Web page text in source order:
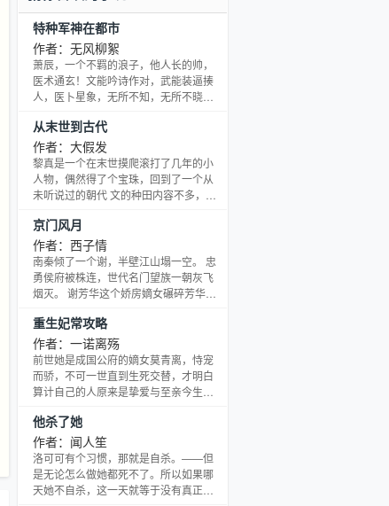
娇…… 魏如意：好想揍他怎么办？ 这是
一篇毒舌美人男主和苦逼宫斗宅斗总是
被男主抢走以至不能发挥所长的悲情王
妃的伤心故事。
特种军神在都市
作者：无风柳絮
萧辰，一个不羁的浪子，他人长的帅，
医术通玄！文能吟诗作对，武能装逼揍
人，医卜星象，无所不知，无所不晓！
风丧胆的特种兵王！他是黑暗世界令人
谈之色变的杀手之神！其实，他就是一
个纯情大男孩。 萧辰的身份扑朔迷离，
身上迷雾重重，在追寻真像的旅程中，
诸多大敌！究竟谁能笑到最后？
从末世到古代
作者：大假发
黎真是一个在末世摸爬滚打了几年的小
人物，偶然得了个宝珠，回到了一个从
未听说过的朝代 文的种田内容不多，主
极品们领便当的速度奇快无比 警告：金
手指粗壮有力，特别特别特别粗的金手
指，叫金大腿，金身都可以 不走修真路
线 感情线不是很多，主走剧情 谢谢飘飘
帮我做的封面图&amp;gt;
京门风月
作者：西子情
南秦倾了一个谢，半壁江山塌一空。 忠
勇侯府被株连，世代名门望族一朝灰飞
烟灭。 谢芳华这个娇房嫡女碾碎芳华，
厚爱，再许一世—— 她看着依然繁荣的
家族和平安的至亲，发誓只要她在，定
要忠勇侯府不倒，谢氏不绝！ 于是，她
弃闺房，出侯府，混入皇室隐卫的巢穴
里习武艺，学权谋。 八年后，她送了皇
鼎食之家的闺阁里多了一双翻云覆雨
手。 美人靠上
重生妃常攻略
作者：一诺离殇
前世她是成国公府的嫡女莫青离，恃宠
而骄，不可一世直到生死交替，才明白
算计自己的人原来是挚爱与至亲今生她
今的宠妃莫青衣赵子霈、莫青衣你们可
还记得当年被你们迫害致死的莫青离
么？公告：本文于本周四（5月7日）迎
来大结局，在完结当天会从第27章开始
倒V，请看过的亲们不要重复购买哦。感
他杀了她
作者：闻人笙
洛可可有个习惯，那就是自杀。——但
是无论怎么做她都死不了。所以如果哪
天她不自杀，这一天就等于没有真正度